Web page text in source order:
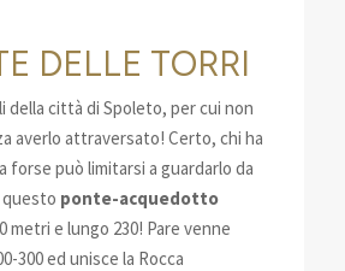
DELLE TORRI
della città di Spoleto, per cui non
averlo attraversato! Certo, chi ha
forse può limitarsi a guardarlo da
ponte-acquedotto
metri e lungo 230! Pare venne
300 ed unisce la Rocca